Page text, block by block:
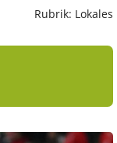
Rubrik: Lokales